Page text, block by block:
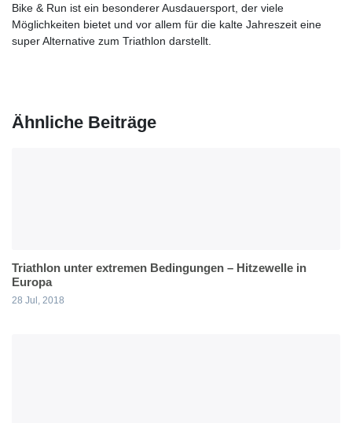
Bike & Run ist ein besonderer Ausdauersport, der viele
Möglichkeiten bietet und vor allem für die kalte Jahreszeit eine
super Alternative zum Triathlon darstellt.
Ähnliche Beiträge
Triathlon unter extremen Bedingungen – Hitzewelle in
Europa
28 Jul, 2018